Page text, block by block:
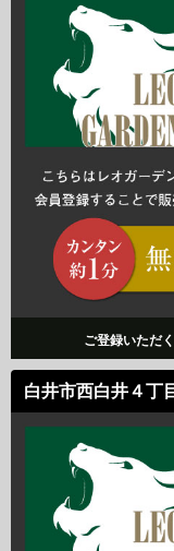
ご登録いただ
白井市西白井４丁